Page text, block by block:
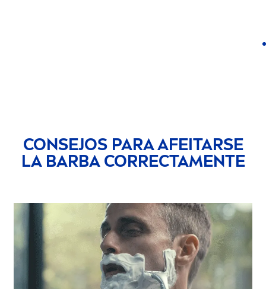
CONSEJOS PARA AFEITARSE
LA BARBA CORRECTAMENTE